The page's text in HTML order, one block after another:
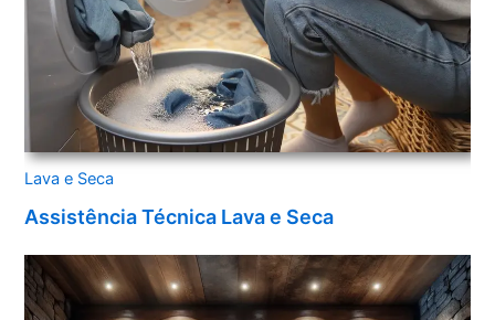
Lava e Seca
Assistência Técnica Lava e Seca